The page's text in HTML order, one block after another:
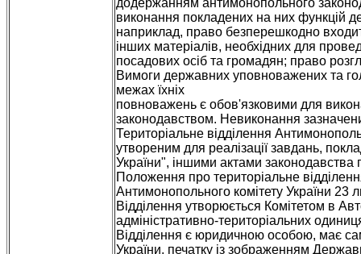
додержанням антимонопольного
виконання покладених на них функцій
наприклад, право безперешкодно
інших матеріалів, необхідних для
посадових осіб та громадян; право
Вимоги державних уповноважених та
межах їхніх
повноважень є обов'язковими для
законодавством. Невиконання
Територіальне відділення
утвореним для реалізації завдань,
України", іншими актами законодавства
Положення про територіальне
Антимонопольного комітету України 23
Відділення утворюється Комітетом в
адміністративно-територіальних
Відділення є юридичною особою, має
України, печатку із зображенням